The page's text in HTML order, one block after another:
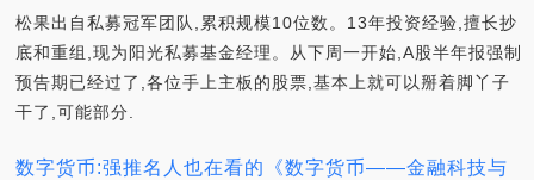
松果出自私募冠军团队,累积规模10位数。13年投资经验,擅长抄
底和重组,现为阳光私募基金经理。从下周一开始,A股半年报强制
预告期已经过了,各位手上主板的股票,基本上就可以掰着脚丫子
干了,可能部分.
数字货币:强推名人也在看的《数字货币——金融科技与